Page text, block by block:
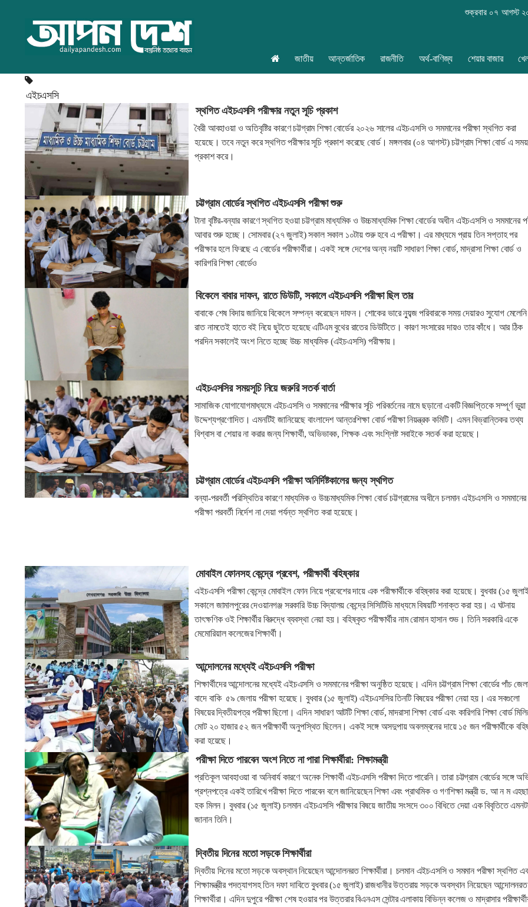
শুক্রবার ০৭ আগস্ট
জাতীয় আন্তর্জাতিক রাজনীতি অর্থ-বাণিজ্য শেয়ার বাজার
এইচএসসি
স্থগিত এইচএসসি পরীক্ষার নতুন সূচি প্রকাশ
বৈরী আবহাওয়া ও অতিবৃষ্টির কারণে চট্টগ্রাম শিক্ষা বোর্ডের ২০২৬ সালের এইচএসসি ও সমমানের পরীক্ষা স্থগিত করা
হয়েছে। তবে নতুন করে স্থগিত পরীক্ষার সূচি প্রকাশ করেছে বোর্ড। মঙ্গলবার (০৪ আগস্ট) চট্টগ্রাম শিক্ষা বোর্ড এ
প্রকাশ করে।
চট্টগ্রাম বোর্ডের স্থগিত এইচএসসি পরীক্ষা শুরু
টানা বৃষ্টির-বন্যার কারণে স্থগিত হওয়া চট্টগ্রাম মাধ্যমিক ও উচ্চমাধ্যমিক শিক্ষা বোর্ডের অধীন এইচএসসি ও সমমানের
আবার শুরু হচ্ছে। সোমবার (২৭ জুলাই) সকাল সকাল ১০টায় শুরু হবে এ পরীক্ষা। এর মাধ্যমে প্রায় তিন সপ্তাহ পর
পরীক্ষার হলে ফিরছে এ বোর্ডের পরীক্ষার্থীরা। একই সঙ্গে দেশের অন্য নয়টি সাধারণ শিক্ষা বোর্ড, মাদ্রাসা শিক্ষা বোর্ড ও
কারিগরি শিক্ষা বোর্ডেও
বিকেলে বাবার দাফন, রাতে ডিউটি, সকালে এইচএসসি পরীক্ষা ছিল তার
বাবাকে শেষ বিদায় জানিয়ে বিকেলে সম্পন্ন করেছেন দাফন। শোকের ভারে ন্যুব্জ পরিবারকে সময় দেয়ারও সুযোগ
রাত নামতেই হাতে বই নিয়ে ছুটতে হয়েছে এটিএম বুথের রাতের ডিউটিতে। কারণ সংসারের দায়ও তার কাঁধে। আর ঠিক
পরদিন সকালেই অংশ নিতে হচ্ছে উচ্চ মাধ্যমিক (এইচএসসি) পরীক্ষায়।
এইচএসসির সময়সূচি নিয়ে জরুরি সতর্ক বার্তা
সামাজিক যোগাযোগমাধ্যমে এইচএসসি ও সমমানের পরীক্ষার সূচি পরিবর্তনের নামে ছড়ানো একটি বিজ্ঞপ্তিকে সম্পূর্ণ
উদ্দেশ্যপ্রণোদিত। এমনটিই জানিয়েছে বাংলাদেশ আন্তঃশিক্ষা বোর্ড পরীক্ষা নিয়ন্ত্রক কমিটি। এমন বিভ্রান্তিকর তথ্য
বিশ্বাস বা শেয়ার না করার জন্য শিক্ষার্থী, অভিভাবক, শিক্ষক এবং সংশ্লিষ্ট সবাইকে সতর্ক করা হয়েছে।
চট্টগ্রাম বোর্ডের এইচএসসি পরীক্ষা অনির্দিষ্টকালের জন্য স্থগিত
বন্যা-পরবর্তী পরিস্থিতির কারণে মাধ্যমিক ও উচ্চমাধ্যমিক শিক্ষা বোর্ড চট্টগ্রামের অধীনে চলমান এইচএসসি ও সমমানের
পরীক্ষা পরবর্তী নির্দেশ না দেয়া পর্যন্ত স্থগিত করা হয়েছে।
মোবাইল ফোনসহ কেন্দ্রে প্রবেশ, পরীক্ষার্থী বহিষ্কার
এইচএসসি পরীক্ষা কেন্দ্রে মোবাইল ফোন নিয়ে প্রবেশের দায়ে এক পরীক্ষার্থীকে বহিষ্কার করা হয়েছে। বুধবার (১৫
সকালে জামালপুরের দেওয়ানগঞ্জ সরকারি উচ্চ বিদ্যালয় কেন্দ্রে সিসিটিভি মাধ্যমে বিষয়টি শনাক্ত করা হয়। এ ঘটনায়
তাৎক্ষণিক ওই শিক্ষার্থীর বিরুদ্ধে ব্যবস্থা নেয়া হয়। বহিষ্কৃত পরীক্ষার্থীর নাম রোমান হাসান শুভ। তিনি সরকারি একে
মেমোরিয়াল কলেজের শিক্ষার্থী।
আন্দোলনের মধ্যেই এইচএসসি পরীক্ষা
শিক্ষার্থীদের আন্দোলনের মধ্যেই এইচএসসি ও সমমানের পরীক্ষা অনুষ্ঠিত হয়েছে। এদিন চট্টগ্রাম শিক্ষা বোর্ডের পাঁচ
বাদে বাকি ৫৯ জেলায় পরীক্ষা হয়েছে। বুধবার (১৫ জুলাই) এইচএসসির তিনটি বিষয়ের পরীক্ষা নেয়া হয়। এর সবগুলো
বিষয়ের দ্বিতীয়পত্র পরীক্ষা ছিলো। এদিন সাধারণ আটটি শিক্ষা বোর্ড, মাদরাসা শিক্ষা বোর্ড এবং কারিগরি শিক্ষা বোর্ড
মোট ২০ হাজার ৫২ জন পরীক্ষার্থী অনুপস্থিত ছিলেন। একই সঙ্গে অসদুপায় অবলম্বনের দায়ে ১৫ জন পরীক্ষার্থীকে
করা হয়েছে।
পরীক্ষা দিতে পারবেন অংশ নিতে না পারা শিক্ষার্থীরা: শিক্ষামন্ত্রী
প্রতিকূল আবহাওয়া বা অনিবার্য কারণে অনেক শিক্ষার্থী এইচএসসি পরীক্ষা দিতে পারেনি। তারা চট্টগ্রাম বোর্ডের সঙ্গে
প্রশ্নপত্রে একই তারিখে পরীক্ষা দিতে পারবেন বলে জানিয়েছেন শিক্ষা এবং প্রাথমিক ও গণশিক্ষা মন্ত্রী ড. আ ন ম
হক মিলন। বুধবার (১৫ জুলাই) চলমান এইচএসসি পরীক্ষার বিষয়ে জাতীয় সংসদে ৩০০ বিধিতে দেয়া এক বিবৃতিতে
জানান তিনি।
দ্বিতীয় দিনের মতো সড়কে শিক্ষার্থীরা
দ্বিতীয় দিনের মতো সড়কে অবস্থান নিয়েছেন আন্দোলনরত শিক্ষার্থীরা। চলমান এইচএসসি ও সমমান পরীক্ষা স্থগিত
শিক্ষামন্ত্রীর পদত্যাগসহ তিন দফা দাবিতে বুধবার (১৫ জুলাই) রাজধানীর উত্তরায় সড়কে অবস্থান নিয়েছেন আন্দোলনরত
শিক্ষার্থীরা। এদিন দুপুরে পরীক্ষা শেষ হওয়ার পর উত্তরার বিএনএস সেন্টার এলাকায় বিভিন্ন কলেজ ও মাদ্রাসার